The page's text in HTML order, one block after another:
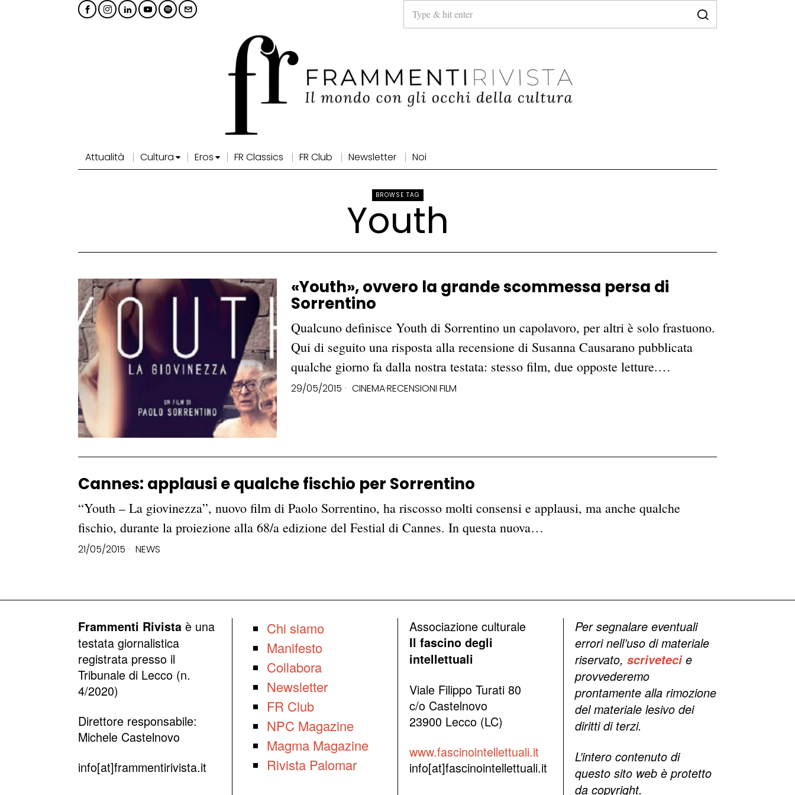
Attualità Cultura Eros FR Classics FR Club Newsletter Noi
BROWSE TAG
Youth
«Youth», ovvero la grande scommessa persa di
Sorrentino
Qualcuno definisce Youth di Sorrentino un capolavoro, per altri è solo frastuono.
Qui di seguito una risposta alla recensione di Susanna Causarano pubblicata
qualche giorno fa dalla nostra testata: stesso film, due opposte letture.…
29/05/2015 CINEMA·RECENSIONI FILM
Cannes: applausi e qualche fischio per Sorrentino
“Youth – La giovinezza”, nuovo film di Paolo Sorrentino, ha riscosso molti consensi e applausi, ma anche qualche
fischio, durante la proiezione alla 68/a edizione del Festial di Cannes. In questa nuova…
21/05/2015 NEWS
Frammenti Rivista è una
testata giornalistica
registrata presso il
Tribunale di Lecco (n.
4/2020)
Direttore responsabile:
Michele Castelnovo
info[at]frammentirivista.it
Chi siamo
Manifesto
Collabora
Newsletter
FR Club
NPC Magazine
Magma Magazine
Rivista Palomar
Associazione culturale
Il fascino degli
intellettuali
Viale Filippo Turati 80
c/o Castelnovo
23900 Lecco (LC)
www.fascinointellettuali.it
info[at]fascinointellettuali.it
Per segnalare eventuali
errori nell’uso di materiale
riservato, scriveteci e
provvederemo
prontamente alla rimozione
del materiale lesivo dei
diritti di terzi.
L’intero contenuto di
questo sito web è protetto
da copyright.